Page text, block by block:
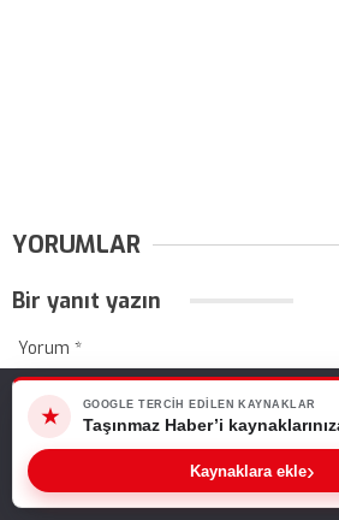
YORUMLAR
Bir yanıt yazın
Yorum *
Web sitemizde size en iyi deneyimi
kullanıyoruz. Bu siteyi kullanmaya
ettiğinizi
Tamam
★
GOOGLE TERCIH EDILEN KAYNAKLAR
Taşınmaz Haber’i
Kaynaklara ekle›